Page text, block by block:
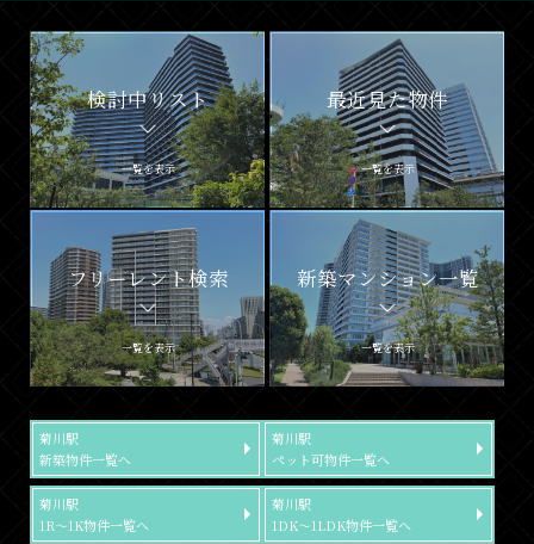
検討中リスト
一覧を表示
最近見た物件
一覧を表示
フリーレント検索
一覧を表示
新築マンション一覧
一覧を表示
菊川駅
新築物件一覧へ
菊川駅
ペット可物件一覧へ
菊川駅
1R～1K物件一覧へ
菊川駅
1DK～1LDK物件一覧へ